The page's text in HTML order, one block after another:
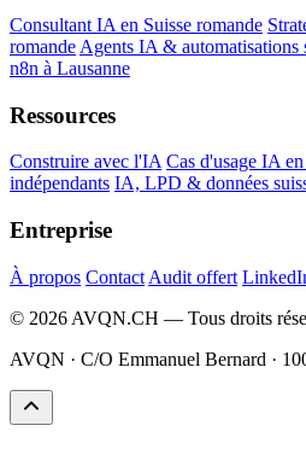
Consultant IA en Suisse romande
romande Agents IA & automatisations
n8n à Lausanne
Ressources
Construire avec l'IA Cas d'usage IA
indépendants IA, LPD & données
Entreprise
À propos Contact Audit offert
© 2026 AVQN.CH — Tous droits
AVQN · C/O Emmanuel Bernard ·